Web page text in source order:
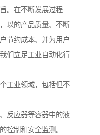
。在不断发展过程
以的产品质量、不断
节约成本、并为用户
们立足工业自动化行
工业领域，包括但不
反应器等容器中的液
控制和安全监测。